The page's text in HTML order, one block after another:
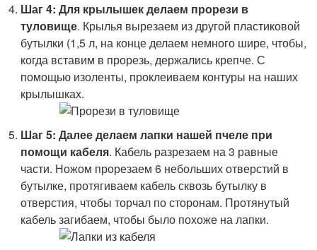
Шаг 4: Для крылышек делаем прорези в
туловище. Крылья вырезаем из другой пластиковой
бутылки (1,5 л, на конце делаем немного шире, чтобы,
когда вставим в прорезь, держались крепче. С
помощью изоленты, проклеиваем контуры на наших
крылышках.
Шаг 5: Далее делаем лапки нашей пчеле при
помощи кабеля. Кабель разрезаем на 3 равные
части. Ножом прорезаем 6 небольших отверстий в
бутылке, протягиваем кабель сквозь бутылку в
отверстия, чтобы торчал по сторонам. Протянутый
кабель загибаем, чтобы было похоже на лапки.